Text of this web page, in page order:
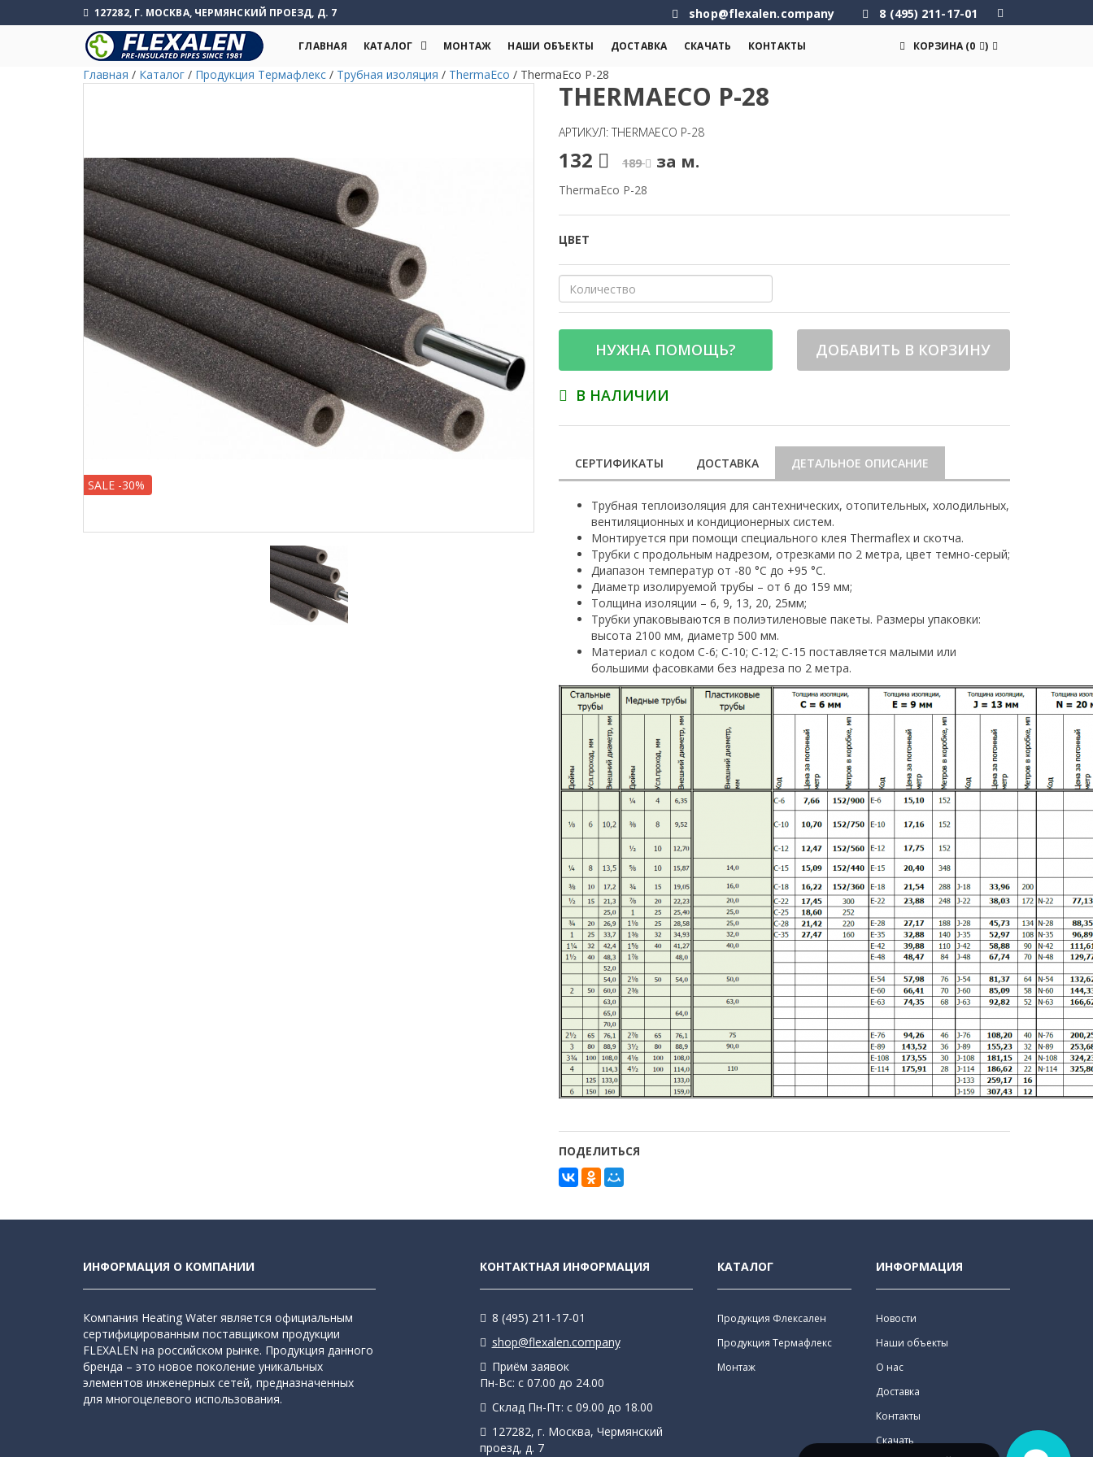
127282, Г. МОСКВА, ЧЕРМЯНСКИЙ ПРОЕЗД, Д. 7 shop@flexalen.company 8 (495) 211-17-01
ГЛАВНАЯ КАТАЛОГ МОНТАЖ НАШИ ОБЪЕКТЫ ДОСТАВКА СКАЧАТЬ КОНТАКТЫ КОРЗИНА (0 )
Главная / Каталог / Продукция Термафлекс / Трубная изоляция / ThermaEco / ThermaEco P-28
SALE -30%
THERMAECO P-28
АРТИКУЛ: THERMAECO P-28
132 189 за м.
ThermaEco P-28
ЦВЕТ
НУЖНА ПОМОЩЬ? ДОБАВИТЬ В КОРЗИНУ
В НАЛИЧИИ
СЕРТИФИКАТЫ ДОСТАВКА ДЕТАЛЬНОЕ ОПИСАНИЕ
Трубная теплоизоляция для сантехнических, отопительных, холодильных,
вентиляционных и кондиционерных систем.
Монтируется при помощи специального клея Thermaflex и скотча.
Трубки с продольным надрезом, отрезками по 2 метра, цвет темно-серый;
Диапазон температур от -80 °С до +95 °С.
Диаметр изолируемой трубы – от 6 до 159 мм;
Толщина изоляции – 6, 9, 13, 20, 25мм;
Трубки упаковываются в полиэтиленовые пакеты. Размеры упаковки:
высота 2100 мм, диаметр 500 мм.
Материал с кодом С-6; С-10; С-12; С-15 поставляется малыми или
большими фасовками без надреза по 2 метра.
ПОДЕЛИТЬСЯ
ИНФОРМАЦИЯ О КОМПАНИИ
Компания Heating Water является официальным
сертифицированным поставщиком продукции
FLEXALEN на российском рынке. Продукция данного
бренда – это новое поколение уникальных
элементов инженерных сетей, предназначенных
для многоцелевого использования.
КОНТАКТНАЯ ИНФОРМАЦИЯ
8 (495) 211-17-01
shop@flexalen.company
Приём заявок
Пн-Вс: с 07.00 до 24.00
Склад Пн-Пт: с 09.00 до 18.00
127282, г. Москва, Чермянский
проезд, д. 7
КАТАЛОГ
Продукция Флексален
Продукция Термафлекс
Монтаж
ИНФОРМАЦИЯ
Новости
Наши объекты
О нас
Доставка
Контакты
Скачать